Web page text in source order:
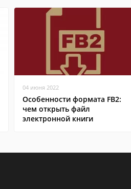
04 июня 2022
Особенности формата FB2:
чем открыть файл
электронной книги